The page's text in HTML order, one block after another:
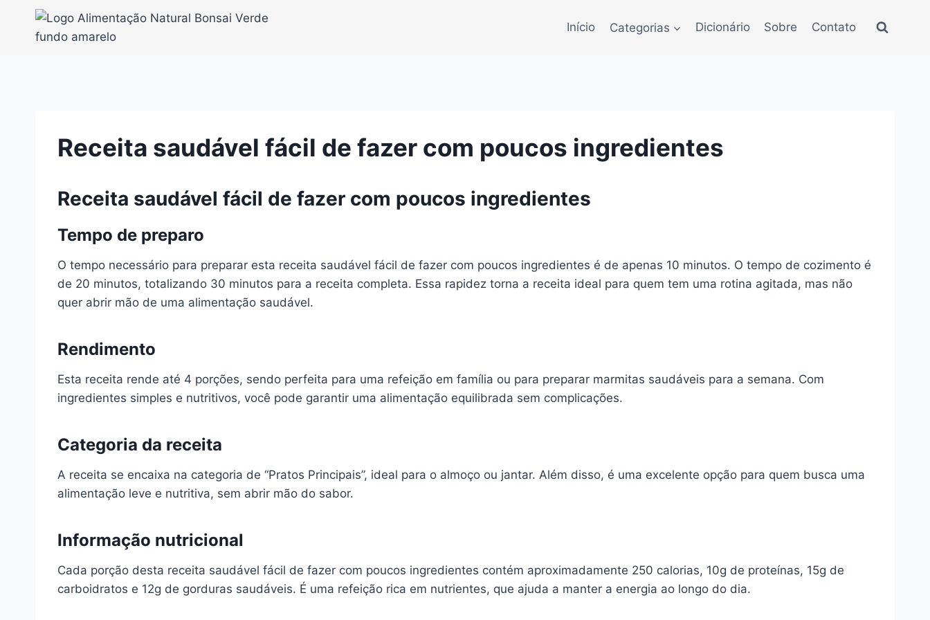
Início Categorias Dicionário Sobre Contato
Receita saudável fácil de fazer com poucos ingredientes
Receita saudável fácil de fazer com poucos ingredientes
Tempo de preparo
O tempo necessário para preparar esta receita saudável fácil de fazer com poucos ingredientes é de apenas 10 minutos. O tempo de cozimento é
de 20 minutos, totalizando 30 minutos para a receita completa. Essa rapidez torna a receita ideal para quem tem uma rotina agitada, mas não
quer abrir mão de uma alimentação saudável.
Rendimento
Esta receita rende até 4 porções, sendo perfeita para uma refeição em família ou para preparar marmitas saudáveis para a semana. Com
ingredientes simples e nutritivos, você pode garantir uma alimentação equilibrada sem complicações.
Categoria da receita
A receita se encaixa na categoria de “Pratos Principais”, ideal para o almoço ou jantar. Além disso, é uma excelente opção para quem busca uma
alimentação leve e nutritiva, sem abrir mão do sabor.
Informação nutricional
Cada porção desta receita saudável fácil de fazer com poucos ingredientes contém aproximadamente 250 calorias, 10g de proteínas, 15g de
carboidratos e 12g de gorduras saudáveis. É uma refeição rica em nutrientes, que ajuda a manter a energia ao longo do dia.